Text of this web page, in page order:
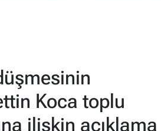
Koca toplu
ilişkin açıklama